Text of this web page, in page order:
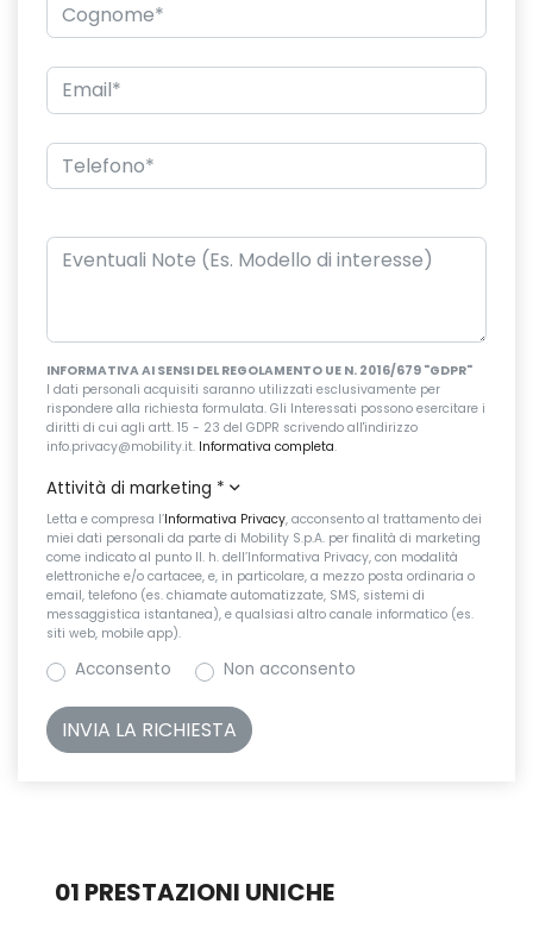
INFORMATIVA AI SENSI DEL REGOLAMENTO UE N. 2016/679 "GDPR"
I dati personali acquisiti saranno utilizzati esclusivamente per
rispondere alla richiesta formulata. Gli Interessati possono esercitare i
diritti di cui agli artt. 15 - 23 del GDPR scrivendo all'indirizzo
info.privacy@mobility.it. Informativa completa.
Attività di marketing *
Letta e compresa l’Informativa Privacy, acconsento al trattamento dei
miei dati personali da parte di Mobility S.p.A. per finalità di marketing
come indicato al punto II. h. dell’Informativa Privacy, con modalità
elettroniche e/o cartacee, e, in particolare, a mezzo posta ordinaria o
email, telefono (es. chiamate automatizzate, SMS, sistemi di
messaggistica istantanea), e qualsiasi altro canale informatico (es.
siti web, mobile app).
Acconsento Non acconsento
01 PRESTAZIONI UNICHE